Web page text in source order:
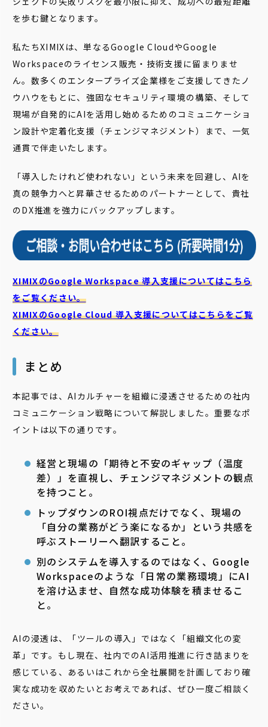
を歩む鍵となります。
私たちXIMIXは、単なるGoogle CloudやGoogle
Workspaceのライセンス販売・技術支援に留まりませ
ん。数多くのエンタープライズ企業様をご支援してきたノ
ウハウをもとに、強固なセキュリティ環境の構築、そして
現場が自発的にAIを活用し始めるためのコミュニケーショ
ン設計や定着化支援（チェンジマネジメント）まで、一気
通貫で伴走いたします。
「導入したけれど使われない」という未来を回避し、AIを
真の競争力へと昇華させるためのパートナーとして、貴社
のDX推進を強力にバックアップします。
XIMIXのGoogle Workspace 導入支援についてはこちら
をご覧ください。
XIMIXのGoogle Cloud導入支援についてはこちらをご覧
ください。
まとめ
本記事では、AIカルチャーを組織に浸透させるための社内
コミュニケーション戦略について解説しました。重要なポ
イントは以下の通りです。
経営と現場の「期待と不安のギャップ（温度
差）」を直視し、チェンジマネジメントの観点
を持つこと。
トップダウンのROI視点だけでなく、現場の
「自分の業務がどう楽になるか」という共感を
呼ぶストーリーへ翻訳すること。
別のシステムを導入するのではなく、Google
Workspaceのような「日常の業務環境」にAI
を溶け込ませ、自然な成功体験を積ませるこ
と。
AIの浸透は、「ツールの導入」ではなく「組織文化の変
革」です。もし現在、社内でのAI活用推進に行き詰まりを
感じている、あるいはこれから全社展開を計画しており確
実な成功を収めたいとお考えであれば、ぜひ一度ご相談く
ださい。